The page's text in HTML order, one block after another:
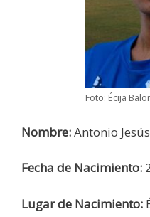
Foto: Écija
Nombre:Antonio
Fecha de Nacimiento:
Lugar de Nacimiento: